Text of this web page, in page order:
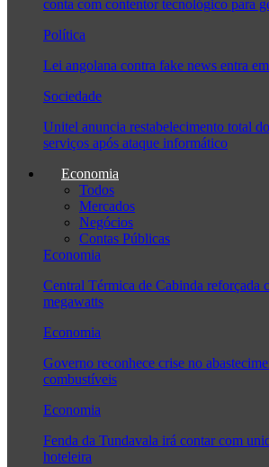
conta com contentor tecnológico para
Política
Lei angolana contra fake news entra
Sociedade
Unitel anuncia restabelecimento total
serviços após ataque informático
Economia
Todos
Mercados
Negócios
Contas Públicas
Economia
Central Térmica de Cabinda reforçada
megawatts
Economia
Governo reconhece crise no
combustíveis
Economia
Fenda da Tundavala irá contar com
hoteleira